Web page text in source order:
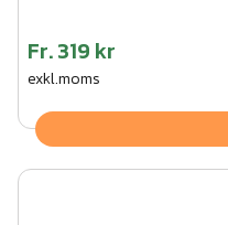
Fr.319 kr
exkl.moms